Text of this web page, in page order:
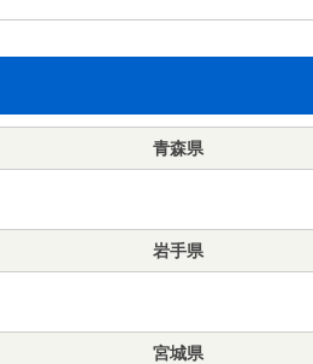
青森県
岩手県
宮城県